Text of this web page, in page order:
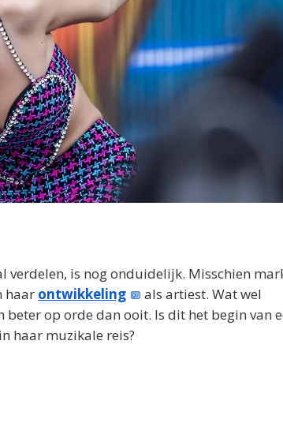
verdelen, is nog onduidelijk. Misschien
haar ontwikkeling
als artiest. Wat wel
beter op orde dan ooit. Is dit het begin van
haar muzikale reis?